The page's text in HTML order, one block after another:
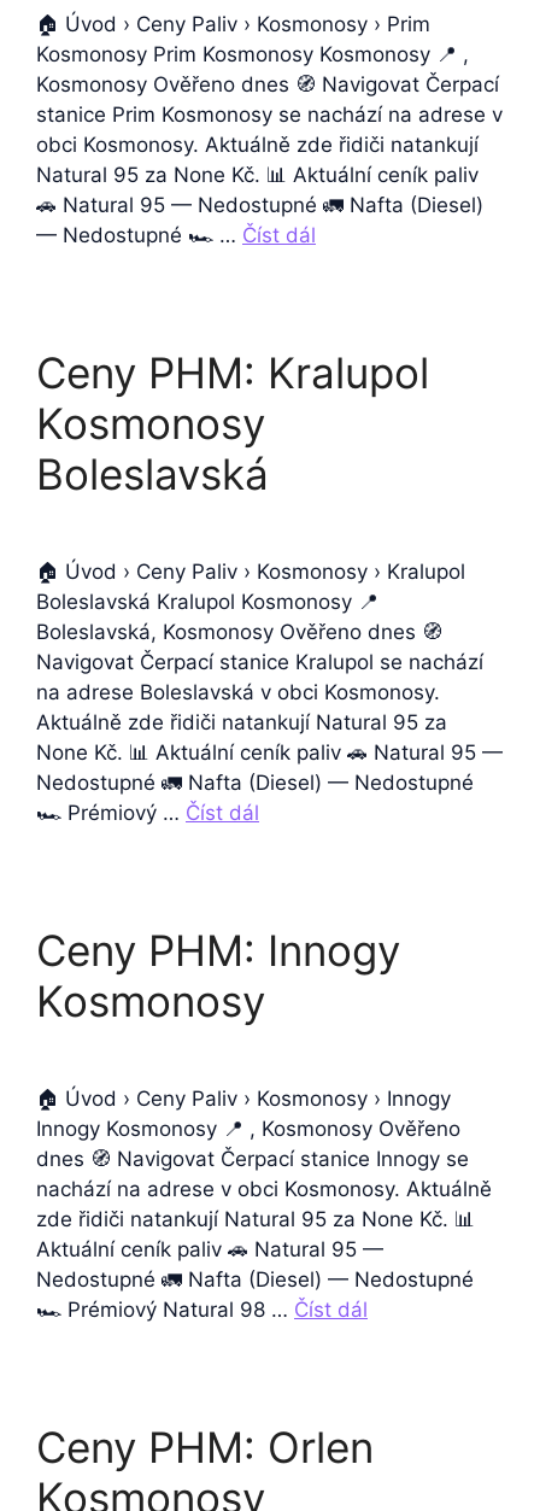
🏠 Úvod › Ceny Paliv › Kosmonosy › Prim
Kosmonosy Prim Kosmonosy Kosmonosy 📍 ,
Kosmonosy Ověřeno dnes 🧭 Navigovat Čerpací
stanice Prim Kosmonosy se nachází na adrese v
obci Kosmonosy. Aktuálně zde řidiči natankují
Natural 95 za None Kč. 📊 Aktuální ceník paliv
🚗 Natural 95 — Nedostupné 🚛 Nafta (Diesel)
— Nedostupné 🏎️ … Číst dál
Ceny PHM: Kralupol
Kosmonosy
Boleslavská
🏠 Úvod › Ceny Paliv › Kosmonosy › Kralupol
Boleslavská Kralupol Kosmonosy 📍
Boleslavská, Kosmonosy Ověřeno dnes 🧭
Navigovat Čerpací stanice Kralupol se nachází
na adrese Boleslavská v obci Kosmonosy.
Aktuálně zde řidiči natankují Natural 95 za
None Kč. 📊 Aktuální ceník paliv 🚗 Natural 95 —
Nedostupné 🚛 Nafta (Diesel) — Nedostupné
🏎️ Prémiový … Číst dál
Ceny PHM: Innogy
Kosmonosy
🏠 Úvod › Ceny Paliv › Kosmonosy › Innogy
Innogy Kosmonosy 📍 , Kosmonosy Ověřeno
dnes 🧭 Navigovat Čerpací stanice Innogy se
nachází na adrese v obci Kosmonosy. Aktuálně
zde řidiči natankují Natural 95 za None Kč. 📊
Aktuální ceník paliv 🚗 Natural 95 —
Nedostupné 🚛 Nafta (Diesel) — Nedostupné
🏎️ Prémiový Natural 98 … Číst dál
Ceny PHM: Orlen
Kosmonosy